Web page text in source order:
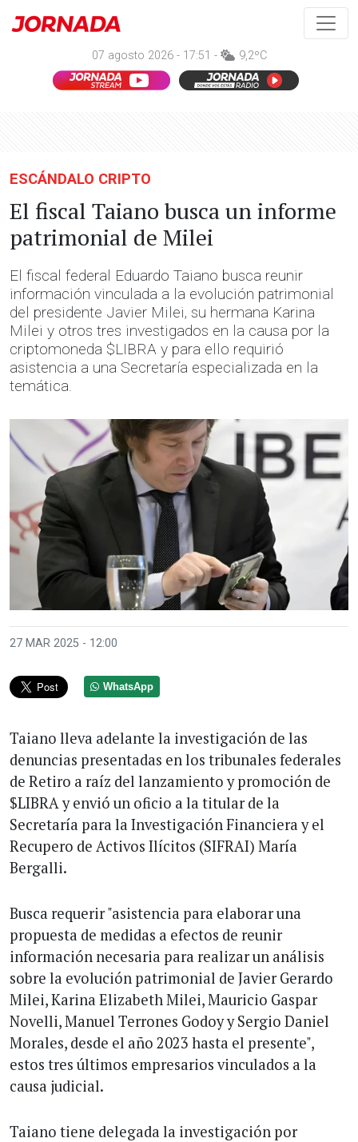
07 agosto 2026 - 17:51 - 9,2ºC
ESCÁNDALO CRIPTO
El fiscal Taiano busca un informe
patrimonial de Milei
El fiscal federal Eduardo Taiano busca reunir
información vinculada a la evolución patrimonial
del presidente Javier Milei, su hermana Karina
Milei y otros tres investigados en la causa por la
criptomoneda $LIBRA y para ello requirió
asistencia a una Secretaría especializada en la
temática.
27 MAR 2025 - 12:00
WhatsApp
Taiano lleva adelante la investigación de las
denuncias presentadas en los tribunales federales
de Retiro a raíz del lanzamiento y promoción de
$LIBRA y envió un oficio a la titular de la
Secretaría para la Investigación Financiera y el
Recupero de Activos Ilícitos (SIFRAI) María
Bergalli.
Busca requerir "asistencia para elaborar una
propuesta de medidas a efectos de reunir
información necesaria para realizar un análisis
sobre la evolución patrimonial de Javier Gerardo
Milei, Karina Elizabeth Milei, Mauricio Gaspar
Novelli, Manuel Terrones Godoy y Sergio Daniel
Morales, desde el año 2023 hasta el presente",
estos tres últimos empresarios vinculados a la
causa judicial.
Taiano tiene delegada la investigación por